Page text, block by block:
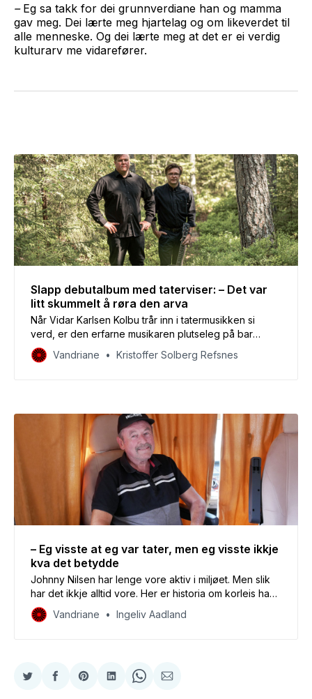
– Eg sa takk for dei grunnverdiane han og mamma
gav meg. Dei lærte meg hjartelag og om likeverdet til
alle menneske. Og dei lærte meg at det er ei verdig
kulturarv me vidarefører.
Slapp debutalbum med taterviser: – Det var
litt skummelt å røra den arva
Når Vidar Karlsen Kolbu trår inn i tatermusikken si
verd, er den erfarne musikaren plutseleg på bar
bakke.
Vandriane Kristoffer Solberg Refsnes
– Eg visste at eg var tater, men eg visste ikkje
kva det betydde
Johnny Nilsen har lenge vore aktiv i miljøet. Men slik
har det ikkje alltid vore. Her er historia om korleis han
tok tilbake kulturen sin.
Vandriane Ingeliv Aadland
Del
Del
ShareDel
ShareDel